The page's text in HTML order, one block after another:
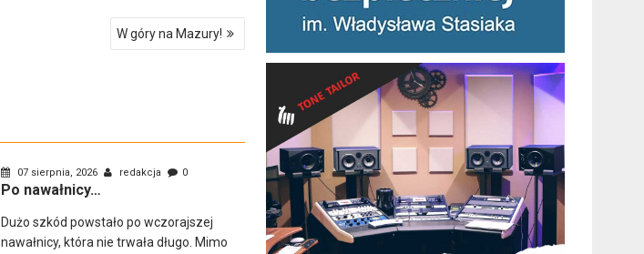
W góry na Mazury!
07 sierpnia, 2026 redakcja 0
Po nawałnicy…
Dużo szkód powstało po wczorajszej
nawałnicy, która nie trwała długo. Mimo